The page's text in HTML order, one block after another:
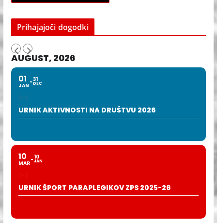
Prihajajoči dogodki
AUGUST, 2026
01
JAN
31
DEC
URNIK AKTIVNOSTI NA DRUŠTVU 2026
10
MAR
10
JAN
URNIK ŠPORT PARAPLEGIKOV ZPS 2025-26